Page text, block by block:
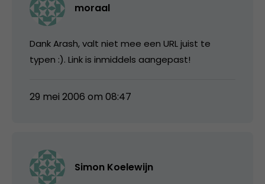
moraal
Dank Arash, valt niet mee een URL juist te
typen :). Link is inmiddels aangepast!
29 mei 2006 om 08:47
Simon Koelewijn